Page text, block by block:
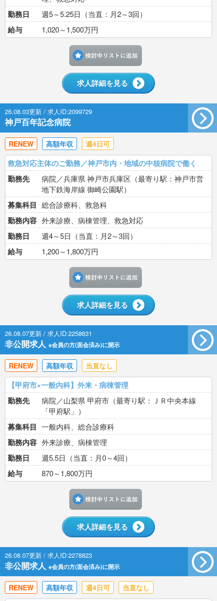
勤務日 週5～5.25日（当直：月2～3回）
給与 1,020～1,500万円
求人詳細を見る
26.08.03更新 / 求人ID:2099729
神戸百年記念病院
RENEW 高額年収 週4日可
救急対応主体のご勤務／神戸市内・地域の中核病院で働く
勤務先
病院／兵庫県 神戸市兵庫区（最寄り駅：神戸市営
地下鉄海岸線 御崎公園駅）
募集科目 総合診療科、救急科
勤務内容 外来診療、病棟管理、救急対応
勤務日 週4～5日（当直：月2～3回）
給与 1,200～1,800万円
求人詳細を見る
26.08.07更新 / 求人ID:2258631
非公開求人 ※会員の方(面会済み)に開示
RENEW 高額年収 当直なし
【甲府市×一般内科】外来・病棟管理
勤務先
病院／山梨県 甲府市（最寄り駅：ＪＲ中央本線
「甲府駅」）
募集科目 一般内科、総合診療科
勤務内容 外来診療、病棟管理
勤務日 週5.5日（当直：月0～4回）
給与 870～1,800万円
求人詳細を見る
26.08.07更新 / 求人ID:2278823
非公開求人 ※会員の方(面会済み)に開示
RENEW 高額年収 週4日可 当直なし